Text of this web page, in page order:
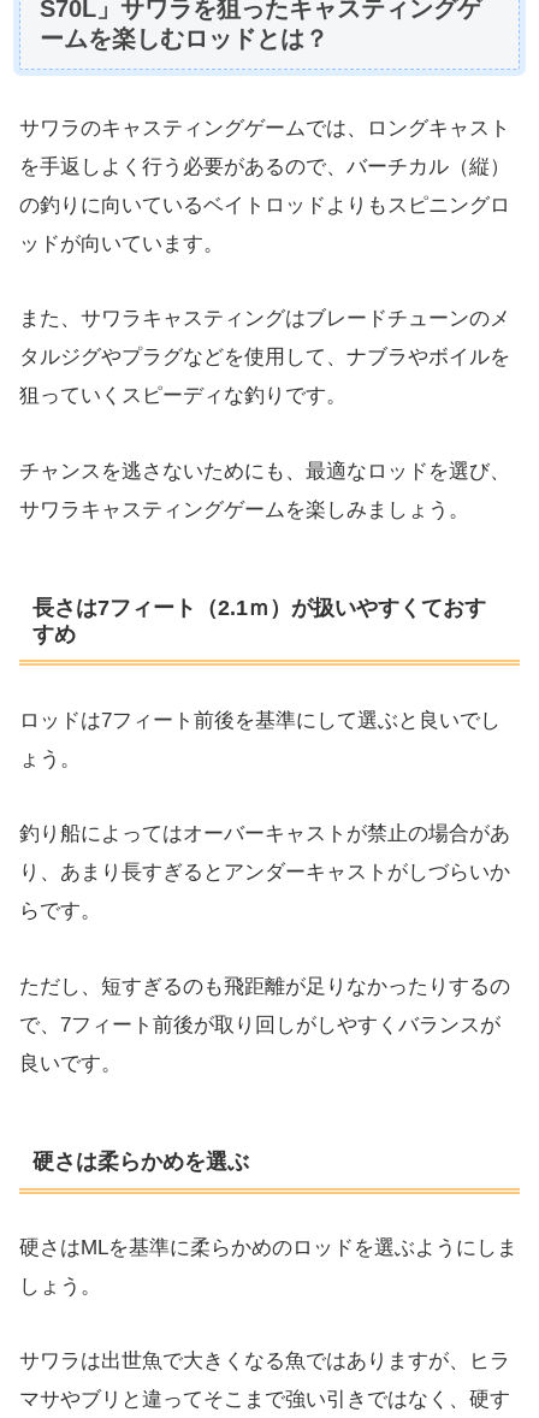
S70L」サワラを狙ったキャスティングゲ
ームを楽しむロッドとは？
サワラのキャスティングゲームでは、ロングキャスト
を手返しよく行う必要があるので、バーチカル（縦）
の釣りに向いているベイトロッドよりもスピニングロ
ッドが向いています。
また、サワラキャスティングはブレードチューンのメ
タルジグやプラグなどを使用して、ナブラやボイルを
狙っていくスピーディな釣りです。
チャンスを逃さないためにも、最適なロッドを選び、
サワラキャスティングゲームを楽しみましょう。
長さは7フィート（2.1ｍ）が扱いやすくておす
すめ
ロッドは7フィート前後を基準にして選ぶと良いでし
ょう。
釣り船によってはオーバーキャストが禁止の場合があ
り、あまり長すぎるとアンダーキャストがしづらいか
らです。
ただし、短すぎるのも飛距離が足りなかったりするの
で、7フィート前後が取り回しがしやすくバランスが
良いです。
硬さは柔らかめを選ぶ
硬さはMLを基準に柔らかめのロッドを選ぶようにしま
しょう。
サワラは出世魚で大きくなる魚ではありますが、ヒラ
マサやブリと違ってそこまで強い引きではなく、硬す